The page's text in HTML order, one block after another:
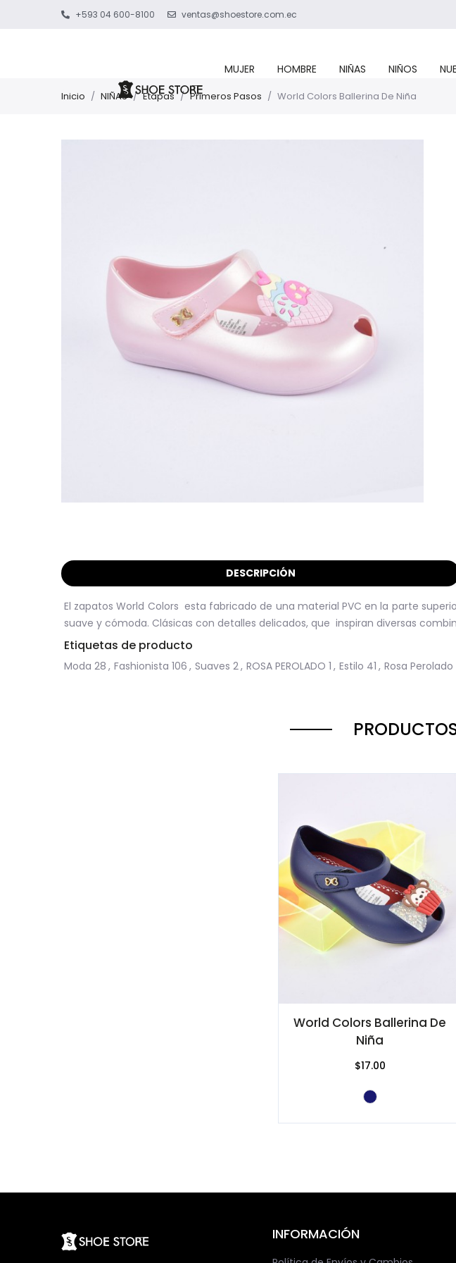
+593 04 600-8100 ventas@shoestore.com.ec
MUJER HOMBRE NIÑAS NIÑOS
Inicio / NIÑAS / Etapas / Primeros Pasos / World Colors Ballerina De Niña
DESCRIPCIÓN
El zapatos World Colors esta fabricado de una material PVC en la parte
suave y cómoda. Clásicas con detalles delicados, que inspiran diversas
Etiquetas de producto
Moda 28 , Fashionista 106 , Suaves 2, ROSA PEROLADO 1 , Estilo 41 , Rosa Perolado
World Colors Ballerina De
Niña
$17.00
INFORMACIÓN